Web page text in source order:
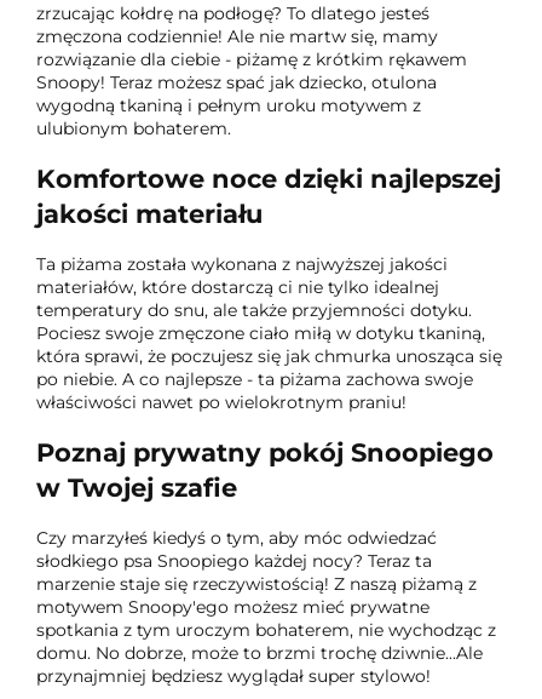
zrzucając kołdrę na podłogę? To dlatego jesteś
zmęczona codziennie! Ale nie martw się, mamy
rozwiązanie dla ciebie - piżamę z krótkim rękawem
Snoopy! Teraz możesz spać jak dziecko, otulona
wygodną tkaniną i pełnym uroku motywem z
ulubionym bohaterem.
Komfortowe noce dzięki najlepszej
jakości materiału
Ta piżama została wykonana z najwyższej jakości
materiałów, które dostarczą ci nie tylko idealnej
temperatury do snu, ale także przyjemności dotyku.
Pociesz swoje zmęczone ciało miłą w dotyku tkaniną,
która sprawi, że poczujesz się jak chmurka unosząca się
po niebie. A co najlepsze - ta piżama zachowa swoje
właściwości nawet po wielokrotnym praniu!
Poznaj prywatny pokój Snoopiego
w Twojej szafie
Czy marzyłeś kiedyś o tym, aby móc odwiedzać
słodkiego psa Snoopiego każdej nocy? Teraz ta
marzenie staje się rzeczywistością! Z naszą piżamą z
motywem Snoopy'ego możesz mieć prywatne
spotkania z tym uroczym bohaterem, nie wychodząc z
domu. No dobrze, może to brzmi trochę dziwnie...Ale
przynajmniej będziesz wyglądał super stylowo!